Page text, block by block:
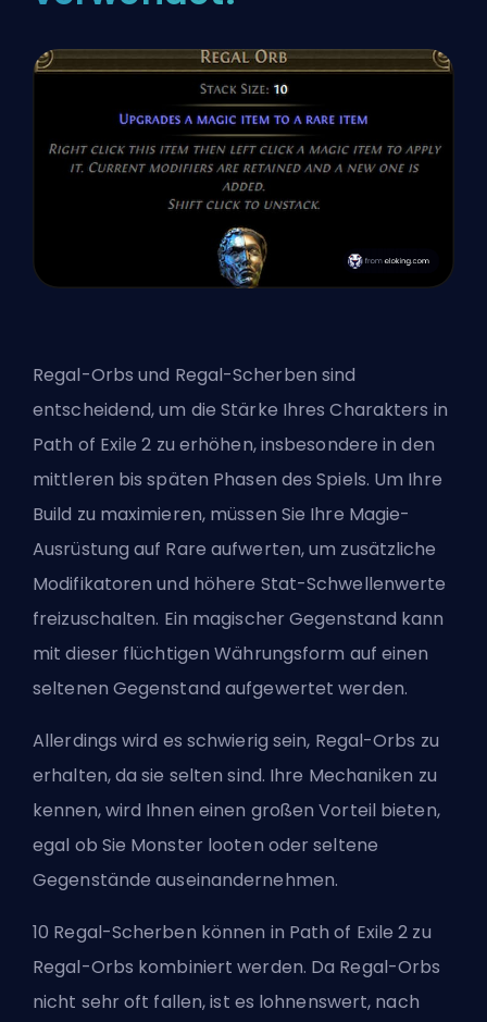
Regal-Orbs und Regal-Scherben sind
entscheidend, um die Stärke Ihres Charakters in
Path of Exile 2 zu erhöhen, insbesondere in den
mittleren bis späten Phasen des Spiels. Um Ihre
Build zu maximieren, müssen Sie Ihre Magie-
Ausrüstung auf Rare aufwerten, um zusätzliche
Modifikatoren und höhere Stat-Schwellenwerte
freizuschalten. Ein magischer Gegenstand kann
mit dieser flüchtigen Währungsform auf einen
seltenen Gegenstand aufgewertet werden.
Allerdings wird es schwierig sein, Regal-Orbs zu
erhalten, da sie selten sind. Ihre Mechaniken zu
kennen, wird Ihnen einen großen Vorteil bieten,
egal ob Sie Monster looten oder seltene
Gegenstände auseinandernehmen.
10 Regal-Scherben können in Path of Exile 2 zu
Regal-Orbs kombiniert werden. Da Regal-Orbs
nicht sehr oft fallen, ist es lohnenswert, nach